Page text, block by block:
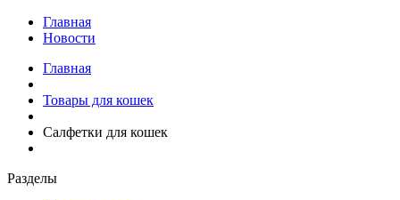
Главная
Новости
Главная
Товары для кошек
Салфетки для кошек
Разделы